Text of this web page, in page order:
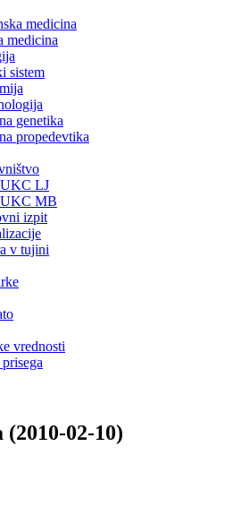
medicina
medicina
sistem
genetika
propedevtika
UKC LJ
UKC MB
izpit
v tujini
vrednosti
02-10)